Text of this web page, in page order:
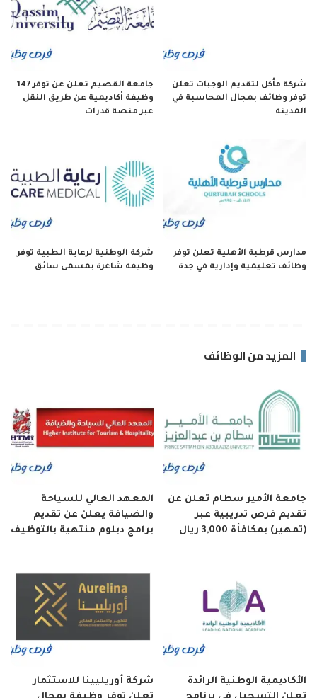
شركة مأكل لتقديم الوجبات تعلن
توفر وظائف بمجال المحاسبة في
المدينة
جامعة القصيم تعلن عن توفر 147
وظيفة أكاديمية عن طريق النقل
عبر منصة قدرات
مدارس قرطبة الأهلية تعلن توفر
وظائف تعليمية وإدارية في جدة
شركة الوطنية لرعاية الطبية توفر
وظيفة شاغرة بمسمى سائق
المزيد من الوظائف
جامعة الأمير سطام تعلن عن
تقديم فرص تدريبية عبر
(تمهير) بمكافأة 3,000 ريال
المعهد العالي للسياحة
والضيافة يعلن عن تقديم
برامج دبلوم منتهية بالتوظيف
الأكاديمية الوطنية الرائدة
شركة أوريليينا للاستثمار